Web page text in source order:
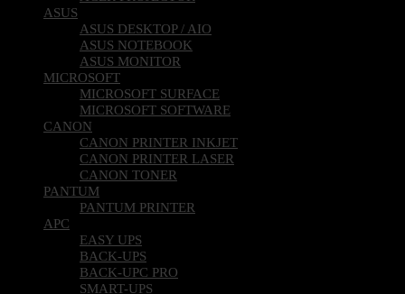
ASUS
ASUS DESKTOP / AIO
ASUS NOTEBOOK
ASUS MONITOR
MICROSOFT
MICROSOFT SURFACE
MICROSOFT SOFTWARE
CANON
CANON PRINTER INKJET
CANON PRINTER LASER
CANON TONER
PANTUM
PANTUM PRINTER
APC
EASY UPS
BACK-UPS
BACK-UPC PRO
SMART-UPS